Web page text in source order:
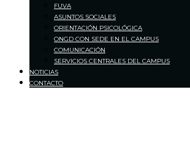
FUVA
ASUNTOS SOCIALES
ORIENTACIÓN PSICOLÓGICA
ONGD CON SEDE EN EL CAMPUS
COMUNICACIÓN
SERVICIOS CENTRALES DEL CAMPUS
NOTICIAS
CONTACTO